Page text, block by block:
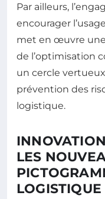
Par ailleurs,
encourager
met en œuvre
de l’optimisation
un cercle
prévention des
logistique.
LES